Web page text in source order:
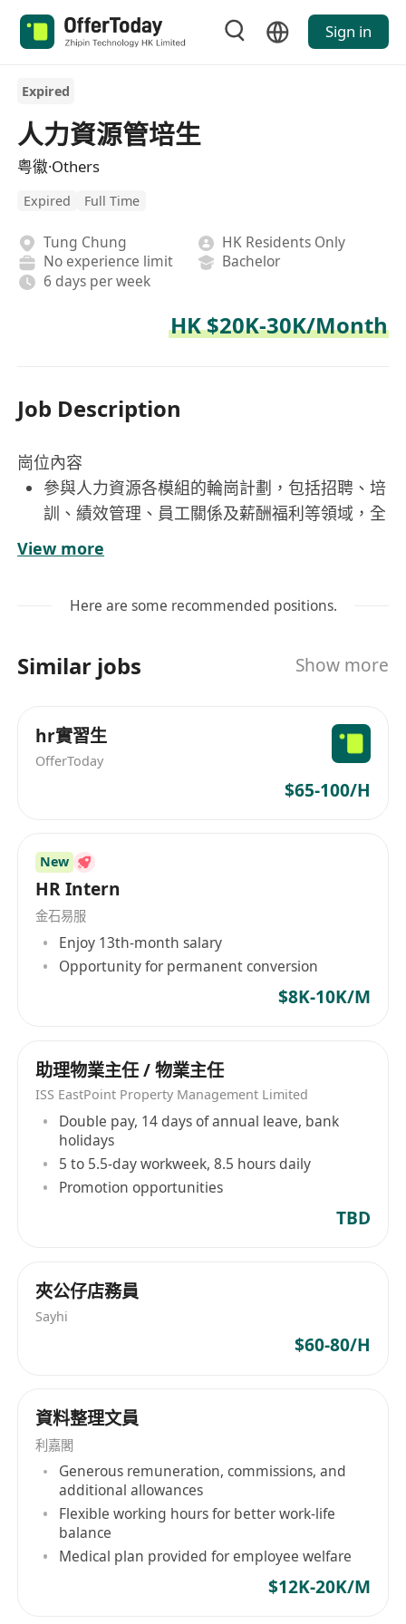
Sign in
Expired
人力資源管培生
粤徽·Others
Expired Full Time
Tung Chung
HK Residents Only
No experience limit
Bachelor
6 days per week
HK $20K-30K/Month
Job Description
崗位內容
參與人力資源各模組的輪崗計劃，包括招聘、培
訓、績效管理、員工關係及薪酬福利等領域，全
協助制定與執行人才招募策略，負責職位發布、
參與新員工入職培訓計畫的設計與實施，協助組
力。
與各部門保持良好溝通，支援日常人力資源運
作，推動企業文化落地。
對電商行業具有高度熱忱，願意在該領域長期發
展，具備基本的行業認知更佳。
具備良好的溝通協調能力與團隊合作精神，能有
效與不同層級員工互動。
學習能力強，抗壓性高，能夠適應快速變化的業
務環境與多任務並行的工作節奏。
View more
Here are some recommended positions.
Similar jobs Show more
hr實習生
OfferToday
$65-100/H
New
HR Intern
金石易服
Enjoy 13th-month salary
Opportunity for permanent conversion
$8K-10K/M
助理物業主任 / 物業主任
ISS EastPoint Property Management Limited
Double pay, 14 days of annual leave, bank
holidays
5 to 5.5-day workweek, 8.5 hours daily
Promotion opportunities
TBD
夾公仔店務員
Sayhi
$60-80/H
資料整理文員
利嘉閣
Generous remuneration, commissions, and
additional allowances
Flexible working hours for better work-life
balance
Medical plan provided for employee welfare
$12K-20K/M